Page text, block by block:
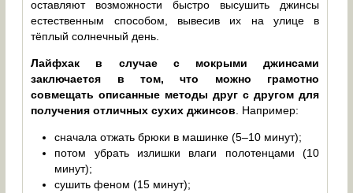
оставляют возможности быстро высушить джинсы
естественным способом, вывесив их на улице в
тёплый солнечный день.
Лайфхак в случае с мокрыми джинсами
заключается в том, что можно грамотно
совмещать описанные методы друг с другом для
получения отличных сухих джинсов . Например:
сначала отжать брюки в машинке (5–10 минут);
потом убрать излишки влаги полотенцами (10
минут);
сушить феном (15 минут);